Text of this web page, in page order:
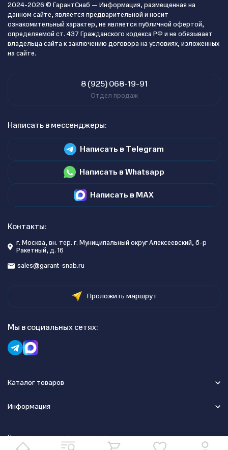
2024-2026 © ГарантСнаб — Информация, размещенная на
данном сайте, является предварительной и носит
ознакомительный характер, не является публичной офертой,
определяемой ст. 437 Гражданского кодекса РФ и не обязывает
владельца сайта к заключению договора на условиях, изложенных
на сайте.
8 (925) 068-19-91
Отдел продаж
Написать в мессенджеры:
Написать в Telegram
Написать в Whatsapp
Написать в MAX
Контакты:
г. Москва, вн. тер. г. Муниципальный округ Алексеевский, б-р
Ракетный, д. 16
sales@garant-snab.ru
Проложить маршрут
Мы в социальных сетях:
Каталог товаров
Информация
Политика персональных данных